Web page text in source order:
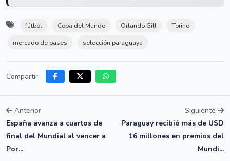
fútbol Copa del Mundo Orlando Gill
Torino
mercado de pases
selección paraguaya
Compartir:
Anterior
España avanza a cuartos de
final del Mundial al vencer a
Por...
Siguiente
Paraguay recibió más de USD
16 millones en premios del
Mundi...